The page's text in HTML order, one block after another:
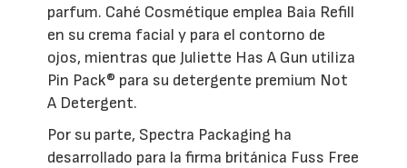
parfum. Cahé Cosmétique emplea Baia Refill
en su crema facial y para el contorno de
ojos, mientras que Juliette Has A Gun utiliza
Pin Pack® para su detergente premium Not
A Detergent.
Por su parte, Spectra Packaging ha
desarrollado para la firma británica Fuss Free